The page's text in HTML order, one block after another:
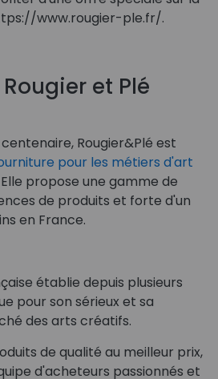
www.rougier-ple.fr/.
et Plé
Rougier&Plé est
pour les métiers d'art
Elle propose une gamme de
de produits et forte d'un
en France.
établie depuis plusieurs
pour son sérieux et sa
des arts créatifs.
de qualité au meilleur prix,
d'acheteurs passionnés et